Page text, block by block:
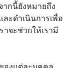
ากนี้ยังหมายถึง
ะดำเนินการเพื่อ
จะช่วยให้เรามี